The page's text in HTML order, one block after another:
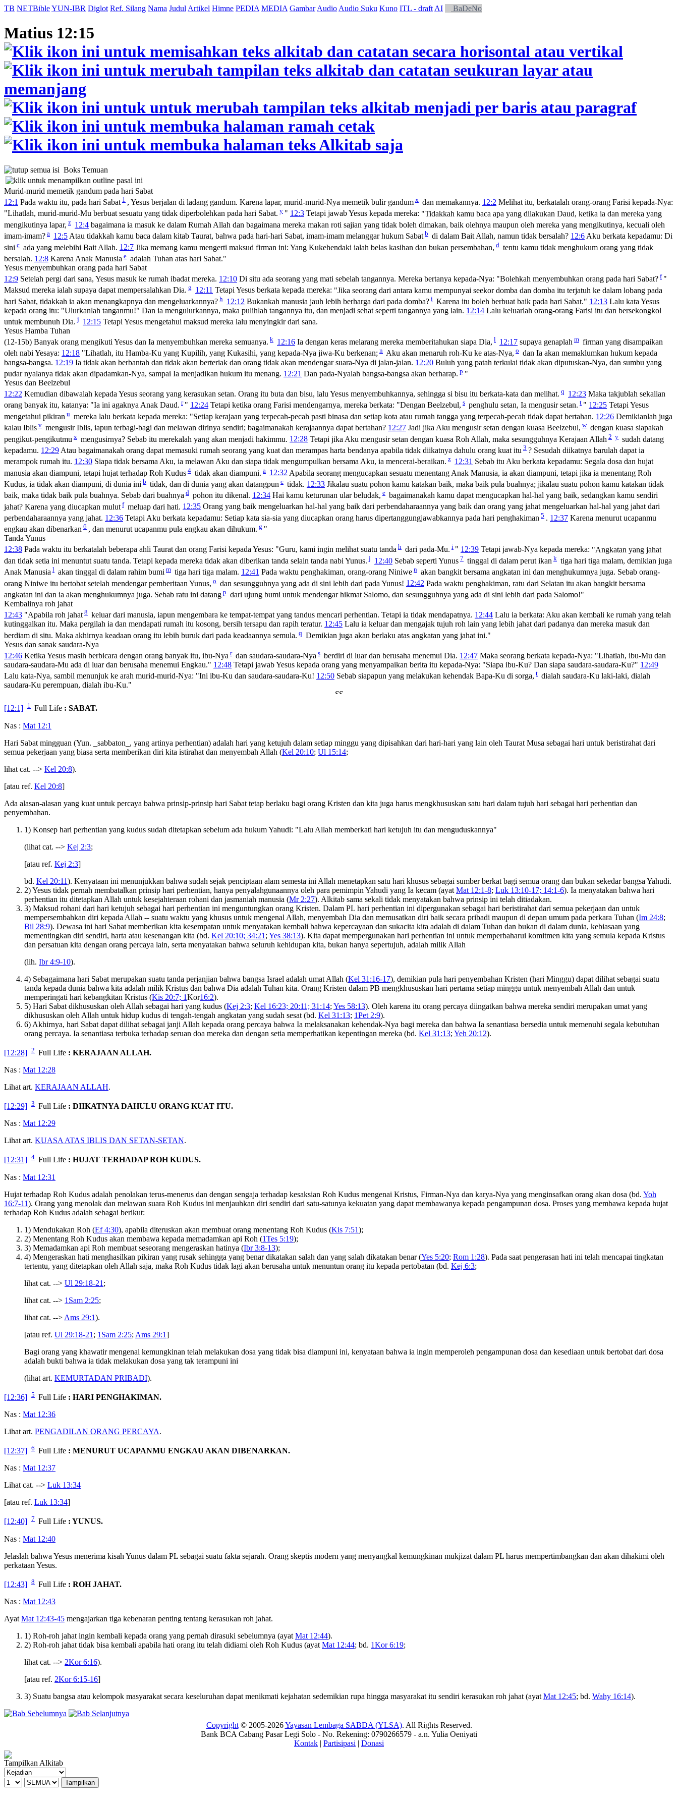
TB NETBibleYUN-IBR Diglot Ref. Silang Nama Judul Artikel Himne PEDIA MEDIA Gambar Audio Audio Suku Kuno ITL - draft AI BaDeNo
Matius 12:15
Boks Temuan
Murid-murid memetik gandum pada hari Sabat
12:1 Pada waktu itu, pada hari Sabat 1 , Yesus berjalan di ladang gandum. Karena lapar, murid-murid-Nya memetik bulir gandum x dan memakannya. 12:2 Melihat itu, berkatalah orang-orang Farisi kepada-Nya:
"Lihatlah, murid-murid-Mu berbuat sesuatu yang tidak diperbolehkan pada hari Sabat. y " 12:3 Tetapi jawab Yesus kepada mereka: "Tidakkah kamu baca apa yang dilakukan Daud, ketika ia dan mereka yang
mengikutinya lapar, z 12:4 bagaimana ia masuk ke dalam Rumah Allah dan bagaimana mereka makan roti sajian yang tidak boleh dimakan, baik olehnya maupun oleh mereka yang mengikutinya, kecuali oleh
imam-imam? a 12:5 Atau tidakkah kamu baca dalam kitab Taurat, bahwa pada hari-hari Sabat, imam-imam melanggar hukum Sabat b di dalam Bait Allah, namun tidak bersalah? 12:6 Aku berkata kepadamu: Di
sini c ada yang melebihi Bait Allah. 12:7 Jika memang kamu mengerti maksud firman ini: Yang Kukehendaki ialah belas kasihan dan bukan persembahan, d tentu kamu tidak menghukum orang yang tidak
bersalah. 12:8 Karena Anak Manusia e adalah Tuhan atas hari Sabat."
Yesus menyembuhkan orang pada hari Sabat
12:9 Setelah pergi dari sana, Yesus masuk ke rumah ibadat mereka. 12:10 Di situ ada seorang yang mati sebelah tangannya. Mereka bertanya kepada-Nya: "Bolehkah menyembuhkan orang pada hari Sabat? f "
Maksud mereka ialah supaya dapat mempersalahkan Dia. g 12:11 Tetapi Yesus berkata kepada mereka: "Jika seorang dari antara kamu mempunyai seekor domba dan domba itu terjatuh ke dalam lobang pada
hari Sabat, tidakkah ia akan menangkapnya dan mengeluarkannya? h 12:12 Bukankah manusia jauh lebih berharga dari pada domba? i Karena itu boleh berbuat baik pada hari Sabat." 12:13 Lalu kata Yesus
kepada orang itu: "Ulurkanlah tanganmu!" Dan ia mengulurkannya, maka pulihlah tangannya itu, dan menjadi sehat seperti tangannya yang lain. 12:14 Lalu keluarlah orang-orang Farisi itu dan bersekongkol
untuk membunuh Dia. j 12:15 Tetapi Yesus mengetahui maksud mereka lalu menyingkir dari sana.
Yesus Hamba Tuhan
(12-15b) Banyak orang mengikuti Yesus dan Ia menyembuhkan mereka semuanya. k 12:16 Ia dengan keras melarang mereka memberitahukan siapa Dia, l 12:17 supaya genaplah m firman yang disampaikan
oleh nabi Yesaya: 12:18 "Lihatlah, itu Hamba-Ku yang Kupilih, yang Kukasihi, yang kepada-Nya jiwa-Ku berkenan; n Aku akan menaruh roh-Ku ke atas-Nya, o dan Ia akan memaklumkan hukum kepada
bangsa-bangsa. 12:19 Ia tidak akan berbantah dan tidak akan berteriak dan orang tidak akan mendengar suara-Nya di jalan-jalan. 12:20 Buluh yang patah terkulai tidak akan diputuskan-Nya, dan sumbu yang
pudar nyalanya tidak akan dipadamkan-Nya, sampai Ia menjadikan hukum itu menang. 12:21 Dan pada-Nyalah bangsa-bangsa akan berharap. p "
Yesus dan Beelzebul
12:22 Kemudian dibawalah kepada Yesus seorang yang kerasukan setan. Orang itu buta dan bisu, lalu Yesus menyembuhkannya, sehingga si bisu itu berkata-kata dan melihat. q 12:23 Maka takjublah sekalian
orang banyak itu, katanya: "Ia ini agaknya Anak Daud. r " 12:24 Tetapi ketika orang Farisi mendengarnya, mereka berkata: "Dengan Beelzebul, s penghulu setan, Ia mengusir setan. t " 12:25 Tetapi Yesus
mengetahui pikiran u mereka lalu berkata kepada mereka: "Setiap kerajaan yang terpecah-pecah pasti binasa dan setiap kota atau rumah tangga yang terpecah-pecah tidak dapat bertahan. 12:26 Demikianlah juga
kalau Iblis v mengusir Iblis, iapun terbagi-bagi dan melawan dirinya sendiri; bagaimanakah kerajaannya dapat bertahan? 12:27 Jadi jika Aku mengusir setan dengan kuasa Beelzebul, w dengan kuasa siapakah
pengikut-pengikutmu x mengusirnya? Sebab itu merekalah yang akan menjadi hakimmu. 12:28 Tetapi jika Aku mengusir setan dengan kuasa Roh Allah, maka sesungguhnya Kerajaan Allah 2 y sudah datang
kepadamu. 12:29 Atau bagaimanakah orang dapat memasuki rumah seorang yang kuat dan merampas harta bendanya apabila tidak diikatnya dahulu orang kuat itu 3 ? Sesudah diikatnya barulah dapat ia
merampok rumah itu. 12:30 Siapa tidak bersama Aku, ia melawan Aku dan siapa tidak mengumpulkan bersama Aku, ia mencerai-beraikan. z 12:31 Sebab itu Aku berkata kepadamu: Segala dosa dan hujat
manusia akan diampuni, tetapi hujat terhadap Roh Kudus 4 tidak akan diampuni. a 12:32 Apabila seorang mengucapkan sesuatu menentang Anak Manusia, ia akan diampuni, tetapi jika ia menentang Roh
Kudus, ia tidak akan diampuni, di dunia ini b tidak, dan di dunia yang akan datangpun c tidak. 12:33 Jikalau suatu pohon kamu katakan baik, maka baik pula buahnya; jikalau suatu pohon kamu katakan tidak
baik, maka tidak baik pula buahnya. Sebab dari buahnya d pohon itu dikenal. 12:34 Hai kamu keturunan ular beludak, e bagaimanakah kamu dapat mengucapkan hal-hal yang baik, sedangkan kamu sendiri
jahat? Karena yang diucapkan mulut f meluap dari hati. 12:35 Orang yang baik mengeluarkan hal-hal yang baik dari perbendaharaannya yang baik dan orang yang jahat mengeluarkan hal-hal yang jahat dari
perbendaharaannya yang jahat. 12:36 Tetapi Aku berkata kepadamu: Setiap kata sia-sia yang diucapkan orang harus dipertanggungjawabkannya pada hari penghakiman 5 . 12:37 Karena menurut ucapanmu
engkau akan dibenarkan 6 , dan menurut ucapanmu pula engkau akan dihukum. g "
Tanda Yunus
12:38 Pada waktu itu berkatalah beberapa ahli Taurat dan orang Farisi kepada Yesus: "Guru, kami ingin melihat suatu tanda h dari pada-Mu. i " 12:39 Tetapi jawab-Nya kepada mereka: "Angkatan yang jahat
dan tidak setia ini menuntut suatu tanda. Tetapi kepada mereka tidak akan diberikan tanda selain tanda nabi Yunus. j 12:40 Sebab seperti Yunus 7 tinggal di dalam perut ikan k tiga hari tiga malam, demikian juga
Anak Manusia l akan tinggal di dalam rahim bumi m tiga hari tiga malam. 12:41 Pada waktu penghakiman, orang-orang Niniwe n akan bangkit bersama angkatan ini dan menghukumnya juga. Sebab orang-
orang Niniwe itu bertobat setelah mendengar pemberitaan Yunus, o dan sesungguhnya yang ada di sini lebih dari pada Yunus! 12:42 Pada waktu penghakiman, ratu dari Selatan itu akan bangkit bersama
angkatan ini dan ia akan menghukumnya juga. Sebab ratu ini datang p dari ujung bumi untuk mendengar hikmat Salomo, dan sesungguhnya yang ada di sini lebih dari pada Salomo!"
Kembalinya roh jahat
12:43 "Apabila roh jahat 8 keluar dari manusia, iapun mengembara ke tempat-tempat yang tandus mencari perhentian. Tetapi ia tidak mendapatnya. 12:44 Lalu ia berkata: Aku akan kembali ke rumah yang telah
kutinggalkan itu. Maka pergilah ia dan mendapati rumah itu kosong, bersih tersapu dan rapih teratur. 12:45 Lalu ia keluar dan mengajak tujuh roh lain yang lebih jahat dari padanya dan mereka masuk dan
berdiam di situ. Maka akhirnya keadaan orang itu lebih buruk dari pada keadaannya semula. q Demikian juga akan berlaku atas angkatan yang jahat ini."
Yesus dan sanak saudara-Nya
12:46 Ketika Yesus masih berbicara dengan orang banyak itu, ibu-Nya r dan saudara-saudara-Nya s berdiri di luar dan berusaha menemui Dia. 12:47 Maka seorang berkata kepada-Nya: "Lihatlah, ibu-Mu dan
saudara-saudara-Mu ada di luar dan berusaha menemui Engkau." 12:48 Tetapi jawab Yesus kepada orang yang menyampaikan berita itu kepada-Nya: "Siapa ibu-Ku? Dan siapa saudara-saudara-Ku?" 12:49
Lalu kata-Nya, sambil menunjuk ke arah murid-murid-Nya: "Ini ibu-Ku dan saudara-saudara-Ku! 12:50 Sebab siapapun yang melakukan kehendak Bapa-Ku di sorga, t dialah saudara-Ku laki-laki, dialah
saudara-Ku perempuan, dialah ibu-Ku."
[12:1] 1 Full Life : SABAT.
Nas : Mat 12:1
Hari Sabat mingguan (Yun. _sabbaton_, yang artinya perhentian) adalah hari yang ketujuh dalam setiap minggu yang dipisahkan dari hari-hari yang lain oleh Taurat Musa sebagai hari untuk beristirahat dari
semua pekerjaan yang biasa serta memberikan diri kita istirahat dan menyembah Allah (Kel 20:10; Ul 15:14;
lihat cat. --> Kel 20:8).
[atau ref. Kel 20:8]
Ada alasan-alasan yang kuat untuk percaya bahwa prinsip-prinsip hari Sabat tetap berlaku bagi orang Kristen dan kita juga harus mengkhususkan satu hari dalam tujuh hari sebagai hari perhentian dan
penyembahan.
1) Konsep hari perhentian yang kudus sudah ditetapkan sebelum ada hukum Yahudi: "Lalu Allah memberkati hari ketujuh itu dan menguduskannya"
(lihat cat. --> Kej 2:3;
[atau ref. Kej 2:3]
bd. Kel 20:11). Kenyataan ini menunjukkan bahwa sudah sejak penciptaan alam semesta ini Allah menetapkan satu hari khusus sebagai sumber berkat bagi semua orang dan bukan sekedar bangsa Yahudi.
2) Yesus tidak pernah membatalkan prinsip hari perhentian, hanya penyalahgunaannya oleh para pemimpin Yahudi yang Ia kecam (ayat Mat 12:1-8; Luk 13:10-17; 14:1-6). Ia menyatakan bahwa hari
perhentian itu ditetapkan Allah untuk kesejahteraan rohani dan jasmaniah manusia (Mr 2:27). Alkitab sama sekali tidak menyatakan bahwa prinsip ini telah ditiadakan.
3) Maksud rohani dari hari ketujuh sebagai hari perhentian ini menguntungkan orang Kristen. Dalam PL hari perhentian ini dipergunakan sebagai hari beristirahat dari semua pekerjaan dan untuk
mempersembahkan diri kepada Allah -- suatu waktu yang khusus untuk mengenal Allah, menyembah Dia dan memusatkan diri baik secara pribadi maupun di depan umum pada perkara Tuhan (Im 24:8;
Bil 28:9). Dewasa ini hari Sabat memberikan kita kesempatan untuk menyatakan kembali bahwa kepercayaan dan sukacita kita adalah di dalam Tuhan dan bukan di dalam dunia, kebiasaan yang
mementingkan diri sendiri, harta atau kesenangan kita (bd. Kel 20:10; 34:21 ; Yes 38:13). Kita dapat mempergunakan hari perhentian ini untuk memperbaharui komitmen kita yang semula kepada Kristus
dan persatuan kita dengan orang percaya lain, serta menyatakan bahwa seluruh kehidupan kita, bukan hanya sepertujuh, adalah milik Allah
(lih. Ibr 4:9-10).
4) Sebagaimana hari Sabat merupakan suatu tanda perjanjian bahwa bangsa Israel adalah umat Allah (Kel 31:16-17), demikian pula hari penyembahan Kristen (hari Minggu) dapat dilihat sebagai suatu
tanda kepada dunia bahwa kita adalah milik Kristus dan bahwa Dia adalah Tuhan kita. Orang Kristen dalam PB mengkhususkan hari pertama setiap minggu untuk menyembah Allah dan untuk
memperingati hari kebangkitan Kristus (Kis 20:7; 1Kor16:2).
5) Hari Sabat dikhususkan oleh Allah sebagai hari yang kudus (Kej 2:3; Kel 16:23; 20:11; 31:14; Yes 58:13). Oleh karena itu orang percaya diingatkan bahwa mereka sendiri merupakan umat yang
dikhususkan oleh Allah untuk hidup kudus di tengah-tengah angkatan yang sudah sesat (bd. Kel 31:13; 1Pet 2:9).
6) Akhirnya, hari Sabat dapat dilihat sebagai janji Allah kepada orang percaya bahwa Ia melaksanakan kehendak-Nya bagi mereka dan bahwa Ia senantiasa bersedia untuk memenuhi segala kebutuhan
orang percaya. Ia senantiasa terbuka terhadap seruan doa mereka dan dengan setia memperhatikan kepentingan mereka (bd. Kel 31:13; Yeh 20:12).
[12:28] 2 Full Life : KERAJAAN ALLAH.
Nas : Mat 12:28
Lihat art. KERAJAAN ALLAH.
[12:29] 3 Full Life : DIIKATNYA DAHULU ORANG KUAT ITU.
Nas : Mat 12:29
Lihat art. KUASA ATAS IBLIS DAN SETAN-SETAN.
[12:31] 4 Full Life : HUJAT TERHADAP ROH KUDUS.
Nas : Mat 12:31
Hujat terhadap Roh Kudus adalah penolakan terus-menerus dan dengan sengaja terhadap kesaksian Roh Kudus mengenai Kristus, Firman-Nya dan karya-Nya yang menginsafkan orang akan dosa (bd. Yoh
16:7-11). Orang yang menolak dan melawan suara Roh Kudus ini menjauhkan diri sendiri dari satu-satunya kekuatan yang dapat membawanya kepada pengampunan dosa. Proses yang membawa kepada hujat
terhadap Roh Kudus adalah sebagai berikut:
1) Mendukakan Roh (Ef 4:30), apabila diteruskan akan membuat orang menentang Roh Kudus (Kis 7:51);
2) Menentang Roh Kudus akan membawa kepada memadamkan api Roh (1Tes 5:19);
3) Memadamkan api Roh membuat seseorang mengeraskan hatinya (Ibr 3:8-13);
4) Mengeraskan hati menghasilkan pikiran yang rusak sehingga yang benar dikatakan salah dan yang salah dikatakan benar (Yes 5:20; Rom 1:28). Pada saat pengerasan hati ini telah mencapai tingkatan
tertentu, yang ditetapkan oleh Allah saja, maka Roh Kudus tidak lagi akan berusaha untuk menuntun orang itu kepada pertobatan (bd. Kej 6:3;
lihat cat. --> Ul 29:18-21 ;
lihat cat. --> 1Sam 2:25;
lihat cat. --> Ams 29:1).
[atau ref. Ul 29:18-21 ; 1Sam 2:25; Ams 29:1]
Bagi orang yang khawatir mengenai kemungkinan telah melakukan dosa yang tidak bisa diampuni ini, kenyataan bahwa ia ingin memperoleh pengampunan dosa dan kesediaan untuk bertobat dari dosa
adalah bukti bahwa ia tidak melakukan dosa yang tak terampuni ini
(lihat art. KEMURTADAN PRIBADI).
[12:36] 5 Full Life : HARI PENGHAKIMAN.
Nas : Mat 12:36
Lihat art. PENGADILAN ORANG PERCAYA.
[12:37] 6 Full Life : MENURUT UCAPANMU ENGKAU AKAN DIBENARKAN.
Nas : Mat 12:37
Lihat cat. --> Luk 13:34
[atau ref. Luk 13:34]
[12:40] 7 Full Life : YUNUS.
Nas : Mat 12:40
Jelaslah bahwa Yesus menerima kisah Yunus dalam PL sebagai suatu fakta sejarah. Orang skeptis modern yang menyangkal kemungkinan mukjizat dalam PL harus mempertimbangkan dan akan dihakimi oleh
perkataan Yesus.
[12:43] 8 Full Life : ROH JAHAT.
Nas : Mat 12:43
Ayat Mat 12:43-45 mengajarkan tiga kebenaran penting tentang kerasukan roh jahat.
1) Roh-roh jahat ingin kembali kepada orang yang pernah dirasuki sebelumnya (ayat Mat 12:44).
2) Roh-roh jahat tidak bisa kembali apabila hati orang itu telah didiami oleh Roh Kudus (ayat Mat 12:44; bd. 1Kor 6:19;
lihat cat. --> 2Kor 6:16).
[atau ref. 2Kor 6:15-16]
3) Suatu bangsa atau kelompok masyarakat secara keseluruhan dapat menikmati kejahatan sedemikian rupa hingga masyarakat itu sendiri kerasukan roh jahat (ayat Mat 12:45; bd. Wahy 16:14).
Copyright© 2005-2026Yayasan Lembaga SABDA (YLSA). All Rights Reserved.
Bank BCA Cabang Pasar Legi Solo - No. Rekening: 0790266579 - a.n. Yulia Oeniyati
Kontak | Partisipasi | Donasi
Tampilkan Alkitab